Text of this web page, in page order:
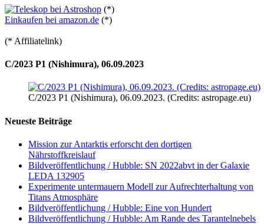
(*)
Einkaufen bei amazon.de (*)
(* Affiliatelink)
C/2023 P1 (Nishimura), 06.09.2023
C/2023 P1 (Nishimura), 06.09.2023. (Credits: astropage.eu)
Neueste Beiträge
Mission zur Antarktis erforscht den dortigen
Nährstoffkreislauf
Bildveröffentlichung / Hubble: SN 2022abvt in der Galaxie
LEDA 132905
Experimente untermauern Modell zur Aufrechterhaltung von
Titans Atmosphäre
Bildveröffentlichung / Hubble: Eine von Hundert
Bildveröffentlichung / Hubble: Am Rande des Tarantelnebels